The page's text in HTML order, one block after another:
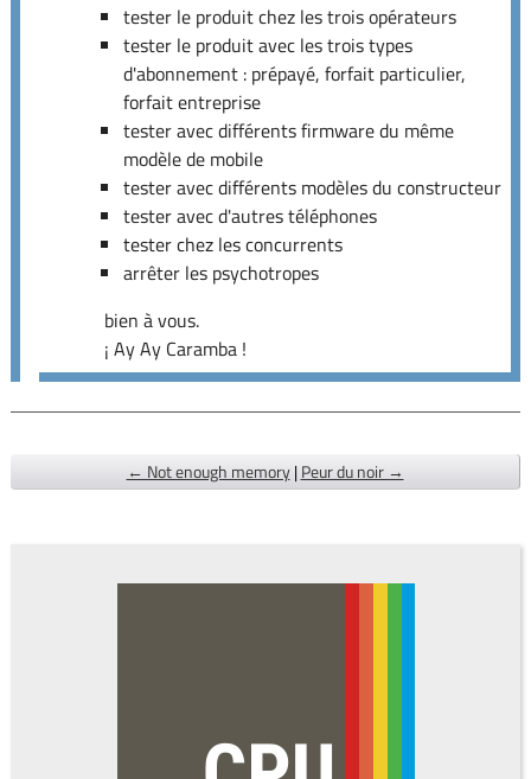
tester le produit chez les trois opérateurs
tester le produit avec les trois types
d'abonnement : prépayé, forfait particulier,
forfait entreprise
tester avec différents firmware du même
modèle de mobile
tester avec différents modèles du constructeur
tester avec d'autres téléphones
tester chez les concurrents
arrêter les psychotropes
bien à vous.
¡ Ay Ay Caramba !
← Not enough memory | Peur du noir →